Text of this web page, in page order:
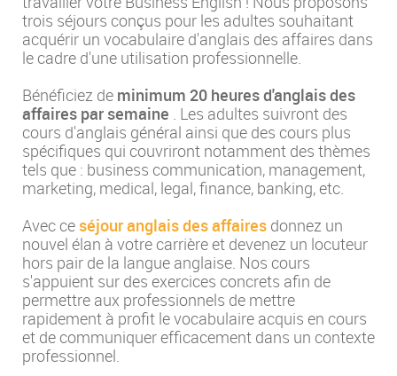
trois séjours conçus pour les adultes souhaitant
acquérir un vocabulaire d'anglais des affaires dans
le cadre d'une utilisation professionnelle.
Bénéficiez de minimum 20 heures d'anglais des
affaires par semaine . Les adultes suivront des
cours d'anglais général ainsi que des cours plus
spécifiques qui couvriront notamment des thèmes
tels que : business communication, management,
marketing, medical, legal, finance, banking, etc.
Avec ce séjour anglais des affaires donnez un
nouvel élan à votre carrière et devenez un locuteur
hors pair de la langue anglaise. Nos cours
s'appuient sur des exercices concrets afin de
permettre aux professionnels de mettre
rapidement à profit le vocabulaire acquis en cours
et de communiquer efficacement dans un contexte
professionnel.